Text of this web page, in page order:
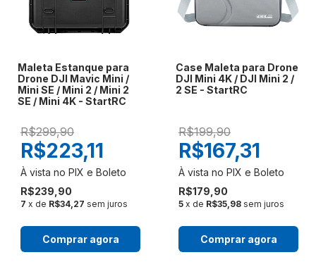
Maleta Estanque para
Drone DJI Mavic Mini /
Mini SE / Mini 2 / Mini 2
SE / Mini 4K - StartRC
R$299,90
R$239,90
R$223,11
7 x de R$34,27 sem juros
Comprar agora
Case Maleta para Drone
DJI Mini 4K / DJI Mini 2 /
2 SE - StartRC
R$199,90
R$179,90
R$167,31
5 x de R$35,98 sem juros
Comprar agora